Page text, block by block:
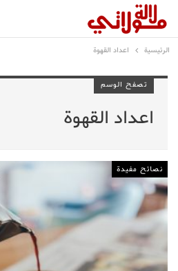
الرئيسية اعداد القهوة
تصفح الوسم
اعداد القهوة
نصائح مفيدة